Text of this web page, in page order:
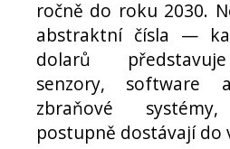
ročně do roku 2030.
abstraktní čísla —
dolarů
senzory, software
zbraňové
postupně dostávají do